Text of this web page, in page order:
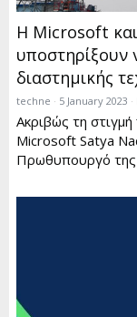
Η Microsoft και
υποστηρίξουν
διαστημικής
techne 5 January 2023
Ακριβώς τη
Microsoft Satya
Πρωθυπουργό της